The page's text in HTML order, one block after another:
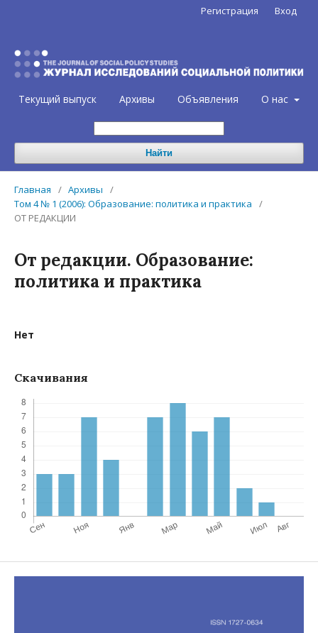
Текущий выпуск Архивы Объявления О нас
Найти
Регистрация Вход
Главная / Архивы
/
Том 4 № 1 (2006): Образование: политика и практика
/
ОТ РЕДАКЦИИ
От редакции. Образование:
политика и практика
Нет
Скачивания